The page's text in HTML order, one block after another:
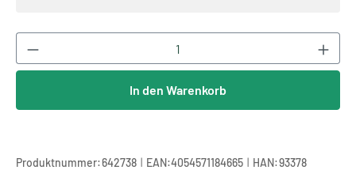
Produkt Anzahl: Gib den gewünschten
In den Warenkorb
Produktnummer:642738 | EAN:4054571184665 | HAN:93378